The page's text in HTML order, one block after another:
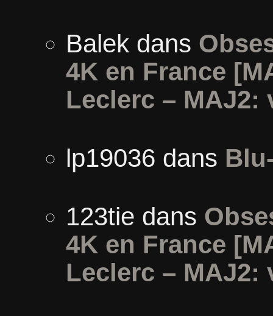
Balekdans
4K en France
Leclerc –
lp19036 dans
123tie dans
4K en France
Leclerc –